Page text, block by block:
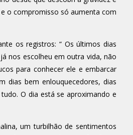
o compromisso só aumenta com
os registros: “ Os últimos dias
nos escolheu em outra vida, não
para conhecer ele e embarcar
dias bem enlouquecedores, dias
O dia está se aproximando e
um turbilhão de sentimentos